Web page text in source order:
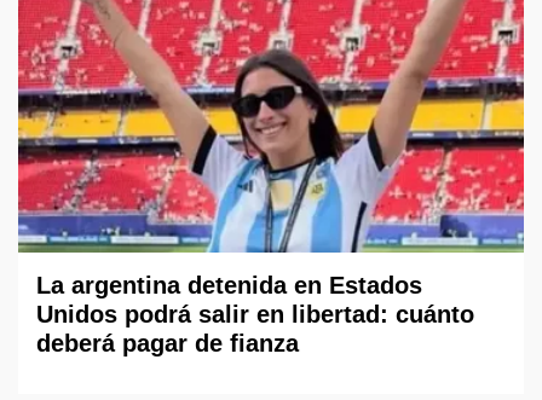
La argentina detenida en Estados
Unidos podrá salir en libertad: cuánto
deberá pagar de fianza